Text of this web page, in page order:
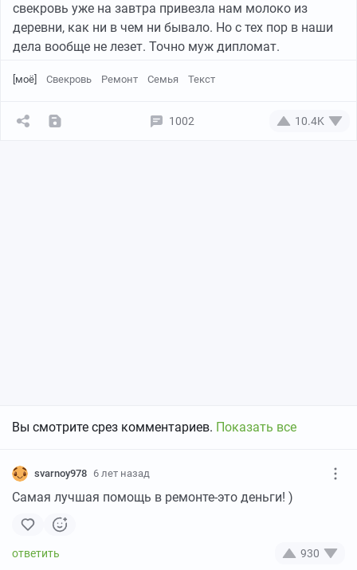
свекровь уже на завтра привезла нам молоко из
деревни, как ни в чем ни бывало. Но с тех пор в наши
дела вообще не лезет. Точно муж дипломат.
[моё] Свекровь Ремонт Семья Текст
1002 10.4K
Вы смотрите срез комментариев. Показать все
svarnoy978 6 лет назад
Самая лучшая помощь в ремонте-это деньги! )
930